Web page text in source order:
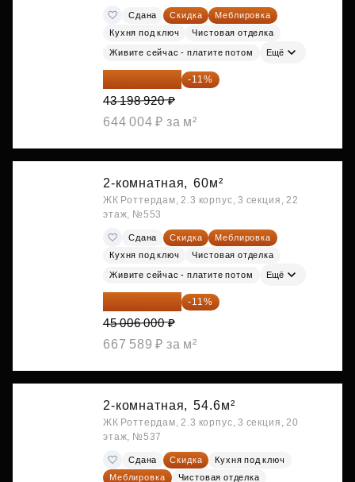
Сдана Скидка
Меблировка
Кухня под ключ
Чистовая отделка
Живите сейчас - платите потом Ещё
38 447 039 ₽ -11%
43 198 920 ₽
644 004 ₽ за м²
2-комнатная, 60м²
ЖК Роттердам, 2.3 корпус, 3 секция, 22
этаж, №553
Сдана Скидка
Меблировка
Кухня под ключ
Чистовая отделка
Живите сейчас - платите потом Ещё
40 055 340 ₽ -11%
45 006 000 ₽
667 589 ₽ за м²
2-комнатная, 54.6м²
ЖК Роттердам, 2.3 корпус, 3 секция, 20
этаж, №537
Сдана Скидка
Кухня под ключ
Меблировка
Чистовая отделка